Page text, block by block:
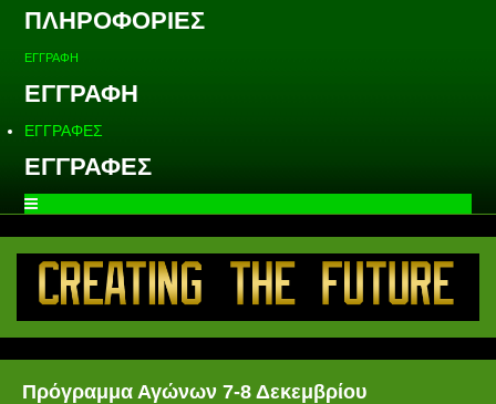
ΠΛΗΡΟΦΟΡΙΕΣ
ΕΓΓΡΑΦΗ
ΕΓΓΡΑΦΗ
ΕΓΓΡΑΦΕΣ
ΕΓΓΡΑΦΕΣ
Πρόγραμμα Αγώνων 7-8 Δεκεμβρίου